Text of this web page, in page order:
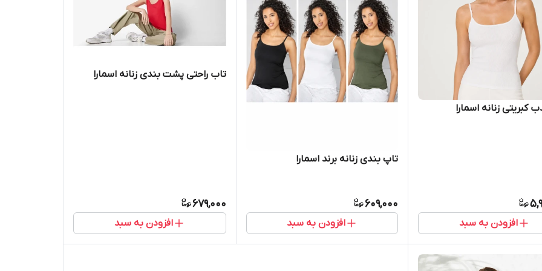
زنانه اسمارا
افزودن به سبد
تاپ بندی زنانه برند اسمارا
609,000
افزودن به سبد
تاب راحتی پشت بندی زنانه اسمارا
679,000
افزودن به سبد